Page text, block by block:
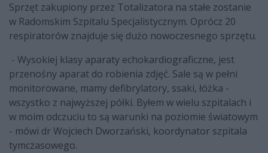
Sprzęt zakupiony przez Totalizatora na stałe zostanie
w Radomskim Szpitalu Specjalistycznym. Oprócz 20
respiratorów znajduje się dużo nowoczesnego sprzętu.
- Wysokiej klasy aparaty echokardiograficzne, jest
przenośny aparat do robienia zdjęć. Sale są w pełni
monitorowane, mamy defibrylatory, ssaki, łóżka -
wszystko z najwyższej półki. Byłem w wielu szpitalach i
w moim odczuciu to są warunki na poziomie światowym
- mówi dr Wojciech Dworzański, koordynator szpitala
tymczasowego.